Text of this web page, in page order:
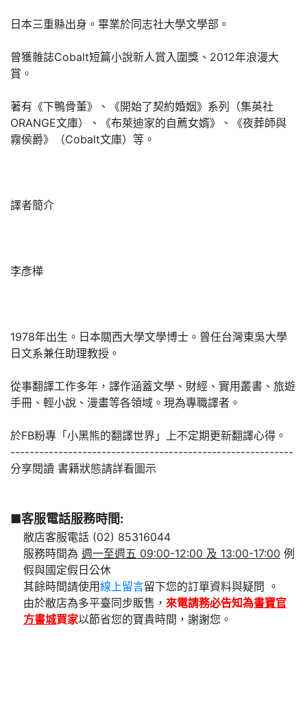
日本三重縣出身。畢業於同志社大學文學部。
曾獲雜誌Cobalt短篇小說新人賞入圍獎、2012年浪漫大
賞。
著有《下鴨骨董》、《開始了契約婚姻》系列（集英社
ORANGE文庫）、《布萊迪家的自薦女婿》、《夜葬師與
霧侯爵》（Cobalt文庫）等。
譯者簡介
李彥樺
1978年出生。日本關西大學文學博士。曾任台灣東吳大學
日文系兼任助理教授。
從事翻譯工作多年，譯作涵蓋文學、財經、實用叢書、旅遊
手冊、輕小說、漫畫等各領域。現為專職譯者。
於FB粉專「小黑熊的翻譯世界」上不定期更新翻譯心得。
-----------------------------------------------------------
分享閱讀 書籍狀態請詳看圖示
■客服電話服務時間:
敝店客服電話 (02) 85316044
服務時間為 週一至週五 09:00-12:00 及 13:00-17:00 例
假與國定假日公休
其餘時間請使用線上留言
留下您的訂單資料與疑問 。
由於敝店為多平臺同步販售， 來電請務必告知為書寶官
方書城買家以節省您的寶貴時間，謝謝您。